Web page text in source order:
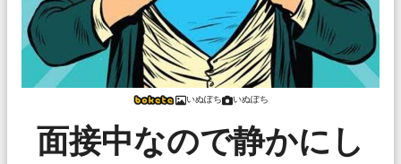
いぬぽち いぬぽち
面接中なので静かにし